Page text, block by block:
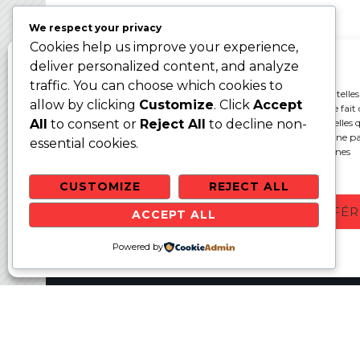
Gérer le consentement aux cookies
Pour offrir les meilleures expériences, nous utilisons des technologies
cookies pour stocker et/ou accéder aux informations des appareils. Le fait
consentir à ces technologies nous permettra de traiter des données telles
comportement de navigation ou les ID uniques sur ce site. Le fait de ne
ou de retirer son consentement peut avoir un effet négatif sur certaines
REFUSER VOIR LES
Politique de cookies Politique de confidentialité
We respect your privacy
Cookies help us improve your experience,
deliver personalized content, and analyze
traffic. You can choose which cookies to
allow by clicking Customize. Click Accept
All to consent or Reject All to decline non-
essential cookies.
CUSTOMIZE
REJECT ALL
ACCEPT ALL
Powered by